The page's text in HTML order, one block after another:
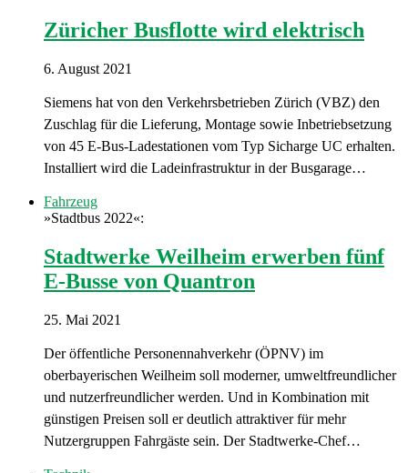
Züricher Busflotte wird elektrisch
6. August 2021
Siemens hat von den Verkehrsbetrieben Zürich (VBZ) den
Zuschlag für die Lieferung, Montage sowie Inbetriebsetzung
von 45 E-Bus-Ladestationen vom Typ Sicharge UC erhalten.
Installiert wird die Ladeinfrastruktur in der Busgarage…
Fahrzeug
»Stadtbus 2022«:
Stadtwerke Weilheim erwerben fünf
E-Busse von Quantron
25. Mai 2021
Der öffentliche Personennahverkehr (ÖPNV) im
oberbayerischen Weilheim soll moderner, umweltfreundlicher
und nutzerfreundlicher werden. Und in Kombination mit
günstigen Preisen soll er deutlich attraktiver für mehr
Nutzergruppen Fahrgäste sein. Der Stadtwerke-Chef…